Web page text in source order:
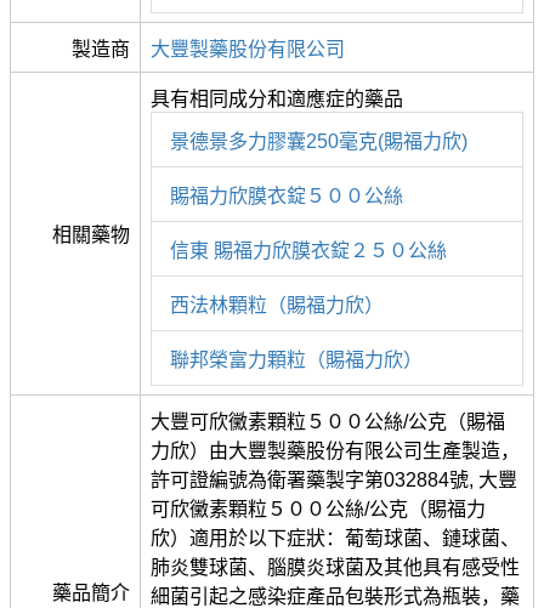
製造商 大豐製藥股份有限公司
相關藥物
具有相同成分和適應症的藥品
景德景多力膠囊250毫克(賜福力欣)
賜福力欣膜衣錠５００公絲
信東 賜福力欣膜衣錠２５０公絲
西法林顆粒（賜福力欣）
聯邦榮富力顆粒（賜福力欣）
藥品簡介
大豐可欣黴素顆粒５００公絲/公克（賜福
力欣）由大豐製藥股份有限公司生產製造，
許可證編號為衛署藥製字第032884號, 大豐
可欣黴素顆粒５００公絲/公克（賜福力
欣）適用於以下症狀：葡萄球菌、鏈球菌、
肺炎雙球菌、腦膜炎球菌及其他具有感受性
細菌引起之感染症產品包裝形式為瓶裝，藥